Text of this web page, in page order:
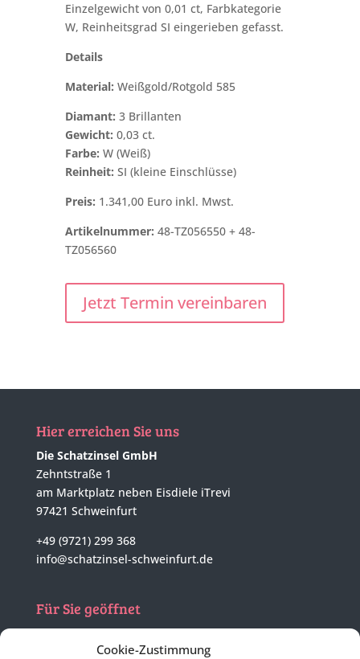
Cookie-Zustimmung
Einzelgewicht von 0,01 ct, Farbkategorie
W, Reinheitsgrad SI eingerieben gefasst.
Details
Material: Weißgold/Rotgold 585
Diamant: 3 Brillanten
Gewicht: 0,03 ct.
Farbe: W (Weiß)
Reinheit: SI (kleine Einschlüsse)
Preis: 1.341,00 Euro inkl. Mwst.
Artikelnummer: 48-TZ056550 + 48-
TZ056560
Jetzt Termin vereinbaren
Hier erreichen Sie uns
Die Schatzinsel GmbH
Zehntstraße 1
am Marktplatz neben Eisdiele iTrevi
97421 Schweinfurt
+49 (9721) 299 368
info@schatzinsel-schweinfurt.de
Für Sie geöffnet
10:00 - 17:00 Uhr